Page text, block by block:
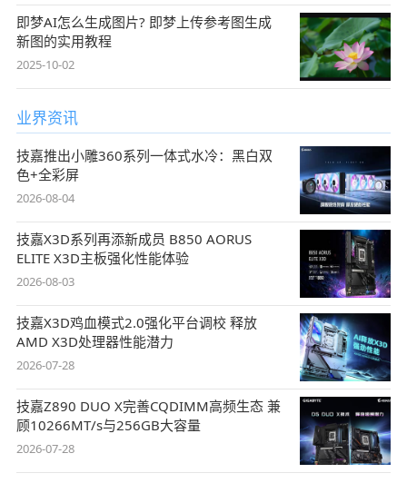
即梦AI怎么生成图片? 即梦上传参考图生成
新图的实用教程
2025-10-02
业界资讯
技嘉推出小雕360系列一体式水冷：黑白双
色+全彩屏
2026-08-04
技嘉X3D系列再添新成员 B850 AORUS
ELITE X3D主板强化性能体验
2026-08-03
技嘉X3D鸡血模式2.0强化平台调校 释放
AMD X3D处理器性能潜力
2026-07-28
技嘉Z890 DUO X完善CQDIMM高频生态 兼
顾10266MT/s与256GB大容量
2026-07-28